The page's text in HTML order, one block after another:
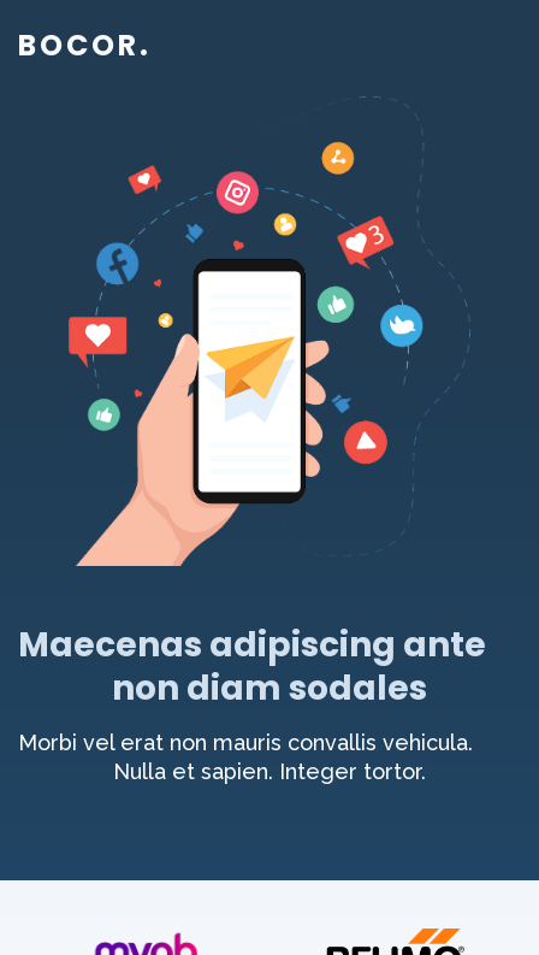
BOCOR.
Maecenas adipiscing ante
non diam sodales
Morbi vel erat non mauris convallis vehicula.
Nulla et sapien. Integer tortor.